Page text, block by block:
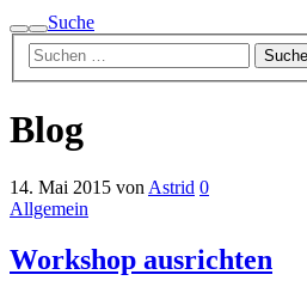
Suchen
Hauptmenü
Suche
Blog
14. Mai 2015 vonAstrid 0
Allgemein
Workshop ausrichten